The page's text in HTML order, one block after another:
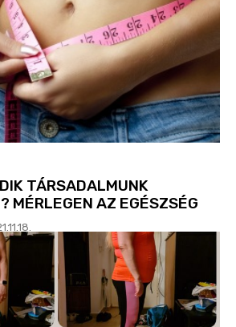
TÁRSADALMUNK
MÉRLEGEN AZ EGÉSZSÉG